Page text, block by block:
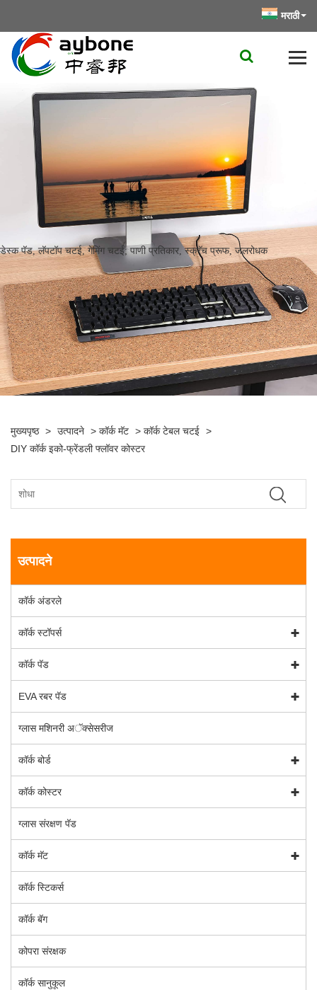
मराठी
डेस्क पॅड, लॅपटॉप चटई, गेमिंग चटई; पाणी प्रतिकार, स्क्रॅच प्रूफ, जलरोधक
मुख्यपृष्ठ > उत्पादने > कॉर्क मॅट > कॉर्क टेबल चटई >
DIY कॉर्क इको-फ्रेंडली फ्लॉवर कोस्टर
उत्पादने
कॉर्क अंडरले
कॉर्क स्टॉपर्स
कॉर्क पॅड
EVA रबर पॅड
ग्लास मशिनरी अॅक्सेसरीज
कॉर्क बोर्ड
कॉर्क कोस्टर
ग्लास संरक्षण पॅड
कॉर्क मॅट
कॉर्क स्टिकर्स
कॉर्क बॅग
कोपरा संरक्षक
कॉर्क सानुकूल